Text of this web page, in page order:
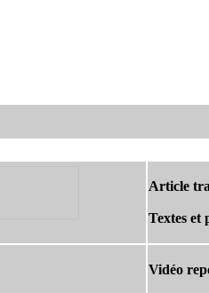
Article
Textes et
Vidéo